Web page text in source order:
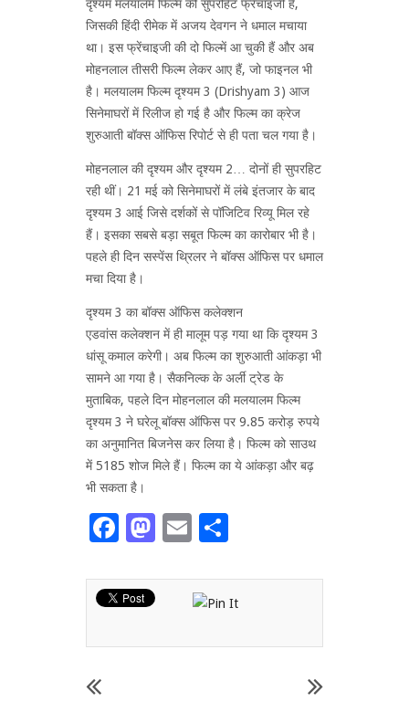
दृश्यम मलयालम फिल्म की सुपरहिट फ्रेंचाइजी है,
जिसकी हिंदी रीमेक में अजय देवगन ने धमाल मचाया
था। इस फ्रेंचाइजी की दो फिल्में आ चुकी हैं और अब
मोहनलाल तीसरी फिल्म लेकर आए हैं, जो फाइनल भी
है। मलयालम फिल्म दृश्यम 3 (Drishyam 3) आज
सिनेमाघरों में रिलीज हो गई है और फिल्म का क्रेज
शुरुआती बॉक्स ऑफिस रिपोर्ट से ही पता चल गया है।
मोहनलाल की दृश्यम और दृश्यम 2… दोनों ही सुपरहिट
रही थीं। 21 मई को सिनेमाघरों में लंबे इंतजार के बाद
दृश्यम 3 आई जिसे दर्शकों से पॉजिटिव रिव्यू मिल रहे
हैं। इसका सबसे बड़ा सबूत फिल्म का कारोबार भी है।
पहले ही दिन सस्पेंस थ्रिलर ने बॉक्स ऑफिस पर धमाल
मचा दिया है।
दृश्यम 3 का बॉक्स ऑफिस कलेक्शन
एडवांस कलेक्शन में ही मालूम पड़ गया था कि दृश्यम 3
धांसू कमाल करेगी। अब फिल्म का शुरुआती आंकड़ा भी
सामने आ गया है। सैकनिल्क के अर्ली ट्रेड के
मुताबिक, पहले दिन मोहनलाल की मलयालम फिल्म
दृश्यम 3 ने घरेलू बॉक्स ऑफिस पर 9.85 करोड़ रुपये
का अनुमानित बिजनेस कर लिया है। फिल्म को साउथ
में 5185 शोज मिले हैं। फिल्म का ये आंकड़ा और बढ़
भी सकता है।
Facebook
Mastodon
Email